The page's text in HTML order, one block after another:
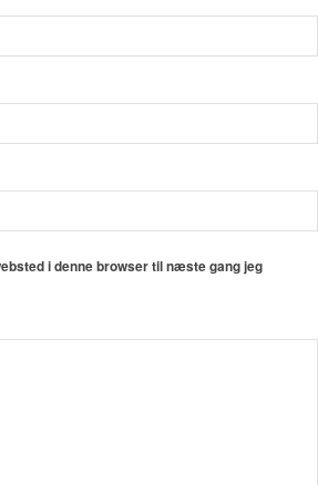
i denne browser til næste gang jeg